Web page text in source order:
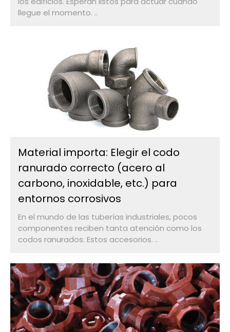
llegue el momento. ..
Material importa: Elegir el codo
ranurado correcto (acero al
carbono, inoxidable, etc.) para
entornos corrosivos
En el mundo de las tuberías industriales, pocos
componentes reciben tanta atención como los
codos ranurados. Estos accesorios. ..